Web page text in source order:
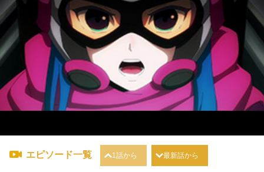
loading...
エピソード一覧 1話から 最新話から